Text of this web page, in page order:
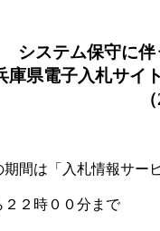
システム保守に
庫県電子入札サイ
間は「入札情報サー
２時００分まで